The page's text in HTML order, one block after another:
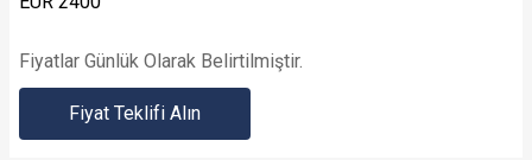
Fiyatlar Günlük Olarak Belirtilmiştir.
Fiyat Teklifi Alın